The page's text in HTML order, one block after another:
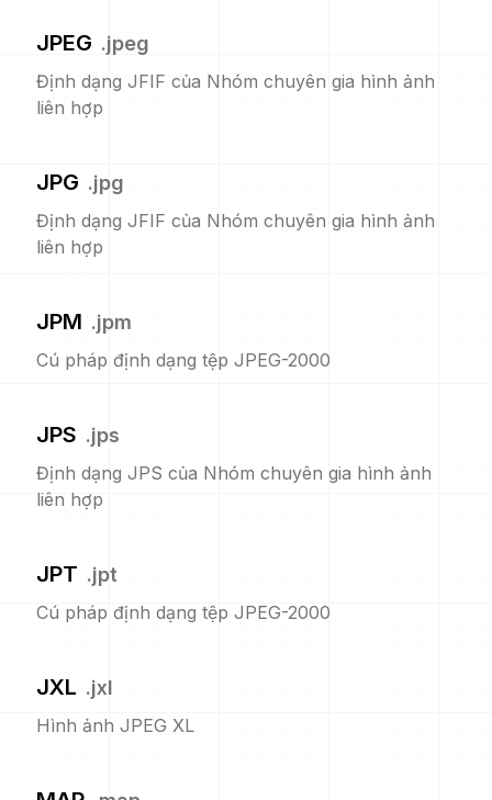
JPEG .jpeg
Định dạng JFIF của Nhóm chuyên gia hình ảnh
liên hợp
JPG .jpg
Định dạng JFIF của Nhóm chuyên gia hình ảnh
liên hợp
JPM .jpm
Cú pháp định dạng tệp JPEG-2000
JPS .jps
Định dạng JPS của Nhóm chuyên gia hình ảnh
liên hợp
JPT .jpt
Cú pháp định dạng tệp JPEG-2000
JXL .jxl
Hình ảnh JPEG XL